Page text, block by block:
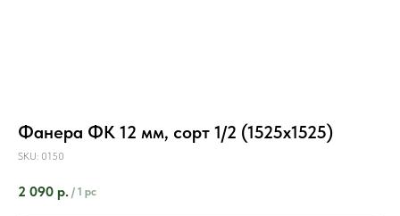
Фанера ФК 12 мм, сорт 1/2 (1525х1525)
SKU: 0150
2 090 р. / 1 pc